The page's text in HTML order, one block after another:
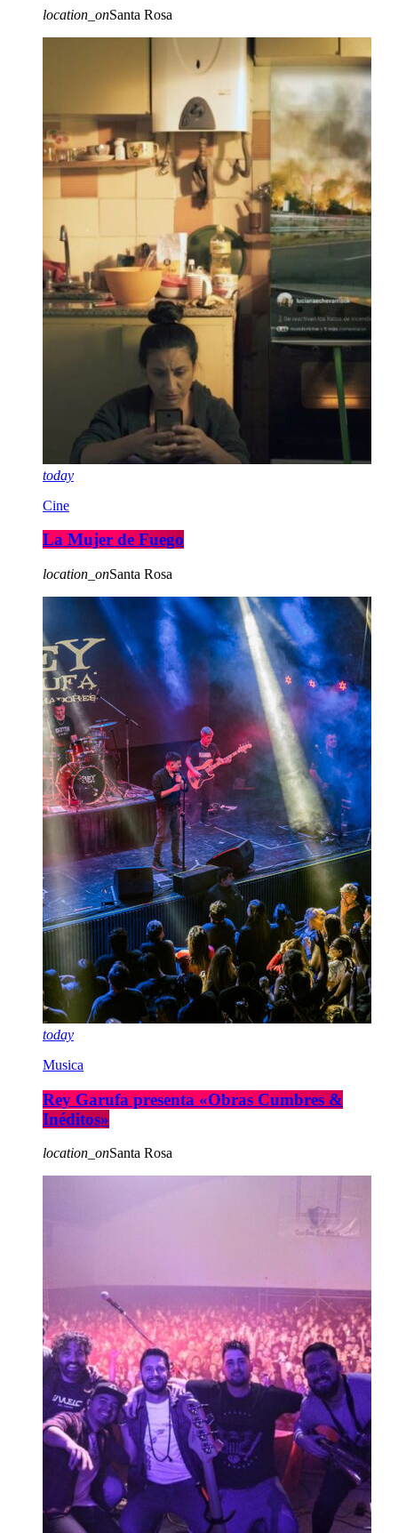
location_onSanta Rosa
today
Cine
La Mujer de Fuego
location_onSanta Rosa
today
Musica
Rey Garufa presenta «Obras Cumbres &
Inéditos»
location_onSanta Rosa